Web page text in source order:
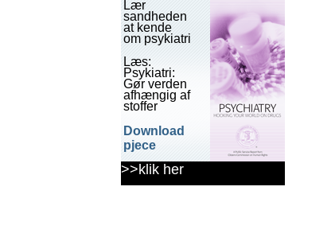
Lær
sandheden
at kende
om psykiatri
Læs:
Psykiatri:
Gør verden
afhængig af
stoffer
Download
pjece
>>klik her